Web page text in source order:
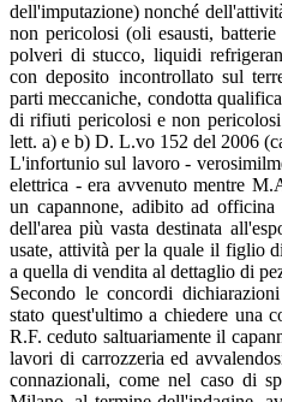
dell'imputazione) nonché
non pericolosi (oli esausti,
polveri di stucco, liquidi
con deposito incontrollato sul
parti meccaniche, condotta
di rifiuti pericolosi e non
lett. a) e b) D. L.vo 152 del 2006
L'infortunio sul lavoro -
elettrica - era avvenuto mentre
un capannone, adibito ad
dell'area più vasta destinata
usate, attività per la quale il figlio
a quella di vendita al dettaglio di
Secondo le concordi
stato quest'ultimo a chiedere una
R.F. ceduto saltuariamente il
lavori di carrozzeria ed
connazionali, come nel caso di